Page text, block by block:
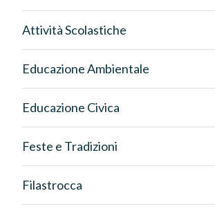
Attività Scolastiche
Educazione Ambientale
Educazione Civica
Feste e Tradizioni
Filastrocca